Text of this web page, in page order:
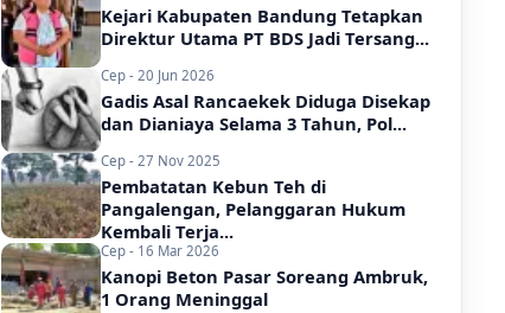
Kejari Kabupaten Bandung Tetapkan
Direktur Utama PT BDS Jadi Tersang...
Cep - 20 Jun 2026
Gadis Asal Rancaekek Diduga Disekap
dan Dianiaya Selama 3 Tahun, Pol...
Cep - 27 Nov 2025
Pembatatan Kebun Teh di
Pangalengan, Pelanggaran Hukum
Kembali Terja...
Cep - 16 Mar 2026
Kanopi Beton Pasar Soreang Ambruk,
1 Orang Meninggal